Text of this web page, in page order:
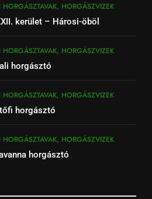
HORGÁSZTAVAK, HORGÁSZVIZEK
kerület – Hárosi-öböl
HORGÁSZTAVAK, HORGÁSZVIZEK
horgásztó
HORGÁSZTAVAK, HORGÁSZVIZEK
horgásztó
HORGÁSZTAVAK, HORGÁSZVIZEK
horgásztó